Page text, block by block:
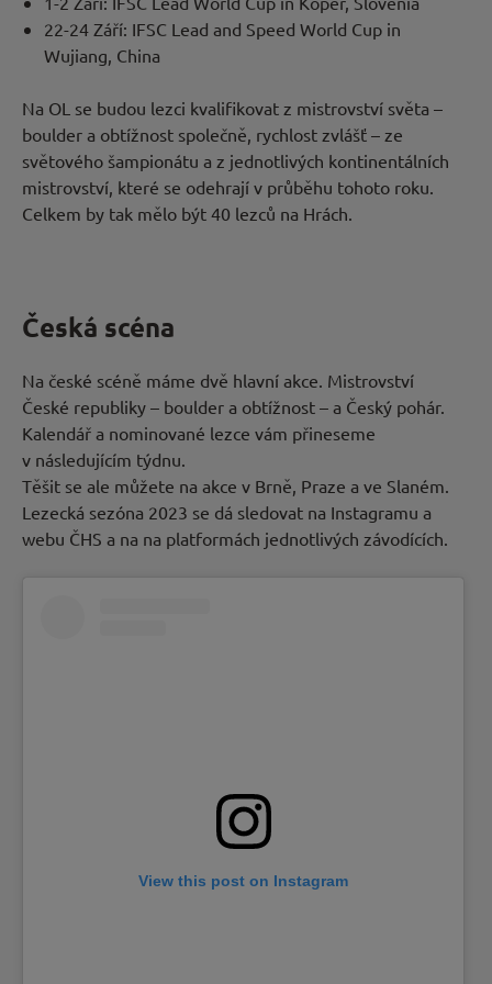
22-24 Září: IFSC Lead and Speed World Cup in
Wujiang, China
Na OL se budou lezci kvalifikovat z mistrovství světa –
boulder a obtížnost společně, rychlost zvlášť – ze
světového šampionátu a z jednotlivých kontinentálních
mistrovství, které se odehrají v průběhu tohoto roku.
Celkem by tak mělo být 40 lezců na Hrách.
Česká scéna
Na české scéně máme dvě hlavní akce. Mistrovství
České republiky – boulder a obtížnost – a Český pohár.
Kalendář a nominované lezce vám přineseme
v následujícím týdnu.
Těšit se ale můžete na akce v Brně, Praze a ve Slaném.
Lezecká sezóna 2023 se dá sledovat na Instagramu a
webu ČHS a na na platformách jednotlivých závodících.
View this post on Instagram